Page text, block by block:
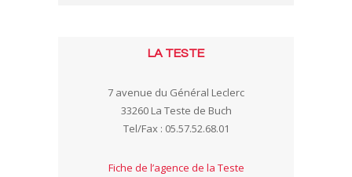
LA TESTE
7 avenue du Général Leclerc
33260 La Teste de Buch
Tel/Fax : 05.57.52.68.01
Fiche de l’agence de la Teste